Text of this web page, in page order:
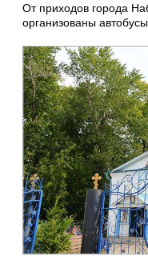
От приходов города
организованы